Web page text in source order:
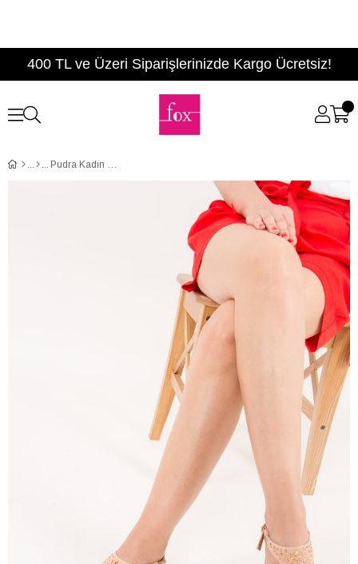
400 TL ve Üzeri Siparişlerinizde Kargo Ücretsiz!
Pudra Kadın Sandalet B548392002